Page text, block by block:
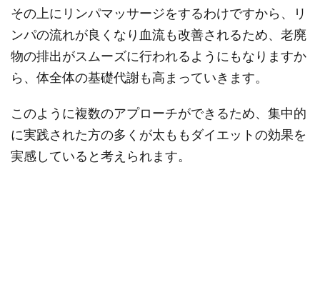
その上にリンパマッサージをするわけですから、リ
ンパの流れが良くなり血流も改善されるため、老廃
物の排出がスムーズに行われるようにもなりますか
ら、体全体の基礎代謝も高まっていきます。
このように複数のアプローチができるため、集中的
に実践された方の多くが太ももダイエットの効果を
実感していると考えられます。